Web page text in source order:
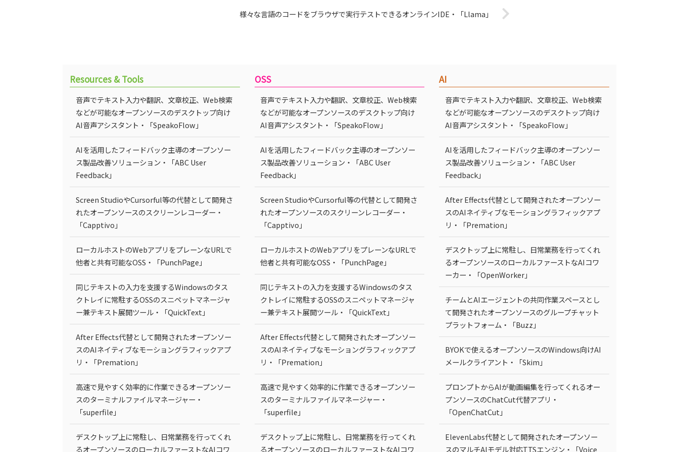
様々な言語のコードをブラウザで実行テストできるオンラインIDE・「Llama」
Resources & Tools
音声でテキスト入力や翻訳、文章校正、Web検索
などが可能なオープンソースのデスクトップ向け
AI音声アシスタント・「SpeakoFlow」
AIを活用したフィードバック主導のオープンソー
ス製品改善ソリューション・「ABC User
Feedback」
Screen StudioやCursorful等の代替として開発さ
れたオープンソースのスクリーンレコーダー・
「Capptivo」
ローカルホストのWebアプリをプレーンなURLで
他者と共有可能なOSS・「PunchPage」
同じテキストの入力を支援するWindowsのタス
クトレイに常駐するOSSのスニペットマネージャ
ー兼テキスト展開ツール・「QuickText」
After Effects代替として開発されたオープンソー
スのAIネイティブなモーショングラフィックアプ
リ・「Premation」
高速で見やすく効率的に作業できるオープンソー
スのターミナルファイルマネージャー・
「superfile」
デスクトップ上に常駐し、日常業務を行ってくれ
るオープンソースのローカルファーストなAIコワ
OSS
音声でテキスト入力や翻訳、文章校正、Web検索
などが可能なオープンソースのデスクトップ向け
AI音声アシスタント・「SpeakoFlow」
AIを活用したフィードバック主導のオープンソー
ス製品改善ソリューション・「ABC User
Feedback」
Screen StudioやCursorful等の代替として開発さ
れたオープンソースのスクリーンレコーダー・
「Capptivo」
ローカルホストのWebアプリをプレーンなURLで
他者と共有可能なOSS・「PunchPage」
同じテキストの入力を支援するWindowsのタス
クトレイに常駐するOSSのスニペットマネージャ
ー兼テキスト展開ツール・「QuickText」
After Effects代替として開発されたオープンソー
スのAIネイティブなモーショングラフィックアプ
リ・「Premation」
高速で見やすく効率的に作業できるオープンソー
スのターミナルファイルマネージャー・
「superfile」
デスクトップ上に常駐し、日常業務を行ってくれ
るオープンソースのローカルファーストなAIコワ
AI
音声でテキスト入力や翻訳、文章校正、Web検索
などが可能なオープンソースのデスクトップ向け
AI音声アシスタント・「SpeakoFlow」
AIを活用したフィードバック主導のオープンソー
ス製品改善ソリューション・「ABC User
Feedback」
After Effects代替として開発されたオープンソー
スのAIネイティブなモーショングラフィックアプ
リ・「Premation」
デスクトップ上に常駐し、日常業務を行ってくれ
るオープンソースのローカルファーストなAIコワ
ーカー・「OpenWorker」
チームとAIエージェントの共同作業スペースとし
て開発されたオープンソースのグループチャット
プラットフォーム・「Buzz」
BYOKで使えるオープンソースのWindows向けAI
メールクライアント・「Skim」
プロンプトからAIが動画編集を行ってくれるオー
プンソースのChatCut代替アプリ・
「OpenChatCut」
ElevenLabs代替として開発されたオープンソー
スのマルチAIモデル対応TTSエンジン・「Voice